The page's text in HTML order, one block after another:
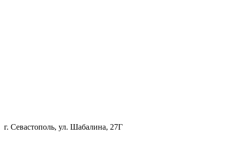
г. Севастополь, ул. Шабалина, 27Г